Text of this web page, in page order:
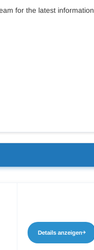
for the latest information
Details anzeigen